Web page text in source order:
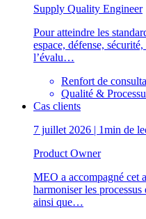
Supply Quality Engineer
Pour atteindre les
espace, défense,
l’évalu…
Renfort de
Qualité &
Cas clients
7 juillet 2026 | 1min de
Product Owner
MEO a accompagné cet
harmoniser les
ainsi que…